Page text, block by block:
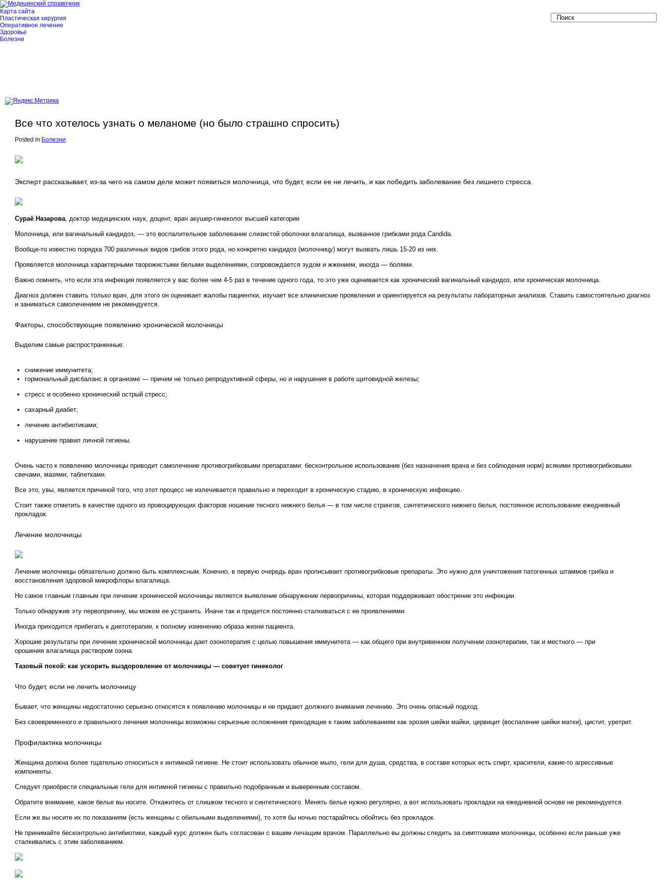
Карта сайта
Пластическая хирургия
Оперативное лечение
Здоровье
Болезни
Все что хотелось узнать о меланоме (но было страшно спросить)
Posted in Болезни
Эксперт рассказывает, из-за чего на самом деле может появиться молочница, что будет, если ее не лечить, и как победить заболевание без лишнего стресса.
Сураё Назарова, доктор медицинских наук, доцент, врач акушер-гинеколог высшей категории
Молочница, или вагинальный кандидоз, — это воспалительное заболевание слизистой оболочки влагалища, вызванное грибками рода Candida.
Вообще-то известно порядка 700 различных видов грибов этого рода, но конкретно кандидоз (молочницу) могут вызвать лишь 15-20 из них.
Проявляется молочница характерными творожистыми белыми выделениями, сопровождается зудом и жжением, иногда — болями.
Важно помнить, что если эта инфекция появляется у вас более чем 4-5 раз в течение одного года, то это уже оценивается как хронический вагинальный кандидоз, или хроническая молочница.
Диагноз должен ставить только врач, для этого он оценивает жалобы пациентки, изучает все клинические проявления и ориентируется на результаты лабораторных анализов. Ставить самостоятельно диагноз
и заниматься самолечением не рекомендуется.
Факторы, способствующие появлению хронической молочницы
Выделим самые распространенные:
снижение иммунитета;
гормональный дисбаланс в организме — причем не только репродуктивной сферы, но и нарушения в работе щитовидной железы;
стресс и особенно хронический острый стресс;
сахарный диабет;
лечение антибиотиками;
нарушение правил личной гигиены.
Очень часто к появлению молочницы приводит самолечение противогрибковыми препаратами: бесконтрольное использование (без назначения врача и без соблюдения норм) всякими противогрибковыми
свечами, мазями, таблетками.
Все это, увы, является причиной того, что этот процесс не излечивается правильно и переходит в хроническую стадию, в хроническую инфекцию.
Стоит также отметить в качестве одного из провоцирующих факторов ношение тесного нижнего белья — в том числе стрингов, синтетического нижнего белья, постоянное использование ежедневный
прокладок.
Лечение молочницы
Лечение молочницы обязательно должно быть комплексным. Конечно, в первую очередь врач прописывает противогрибковые препараты. Это нужно для уничтожения патогенных штаммов грибка и
восстановления здоровой микрофлоры влагалища.
Но самое главным главным при лечение хронической молочницы является выявление обнаружение первопричины, которая поддерживает обострение это инфекции.
Только обнаружив эту первопричину, мы можем ее устранить. Иначе так и придется постоянно сталкиваться с ее проявлениями.
Иногда приходится прибегать к диетотерапии, к полному изменению образа жизни пациента.
Хорошие результаты при лечении хронической молочницы дает озонотерапия с целью повышения иммунитета — как общего при внутривенном получении озонотерапии, так и местного — при
орошения влагалища раствором озона.
Тазовый покой: как ускорить выздоровление от молочницы — советует гинеколог
Что будет, если не лечить молочницу
Бывает, что женщины недостаточно серьезно относятся к появлению молочницы и не придают должного внимания лечению. Это очень опасный подход.
Без своевременного и правильного лечения молочницы возможны серьезные осложнения приходящие к таким заболеваниям как эрозия шейки майки, цервицит (воспаление шейки матки), цистит, уретрит.
Профилактика молочницы
Женщина должна более тщательно относиться к интимной гигиене. Не стоит использовать обычное мыло, гели для душа, средства, в составе которых есть спирт, красители, какие-то агрессивные
компоненты.
Следует приобрести специальные гели для интимной гигиены с правильно подобранным и выверенным составом.
Обратите внимание, какое белье вы носите. Откажитесь от слишком тесного и синтетического. Менять белье нужно регулярно, а вот использовать прокладки на ежедневной основе не рекомендуется.
Если же вы носите их по показаниям (есть женщины с обильными выделениями), то хотя бы ночью постарайтесь обойтись без прокладок.
Не принимайте бесконтрольно антибиотики, каждый курс должен быть согласован с вашим лечащим врачом. Параллельно вы должны следить за симптомами молочницы, особенно если раньше уже
сталкивались с этим заболеванием.